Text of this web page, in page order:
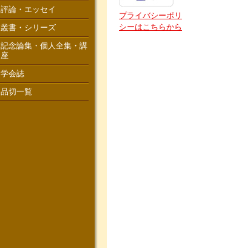
プライバシーポリ
シーはこちらから
評論・エッセイ
叢書・シリーズ
記念論集・個人全集・講
座
学会誌
品切一覧